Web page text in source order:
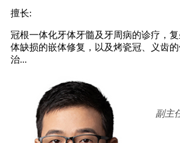
擅长:
冠根一体化牙体牙髓及牙周病的诊疗，
体缺损的嵌体修复，以及烤瓷冠、义齿
治...
副主